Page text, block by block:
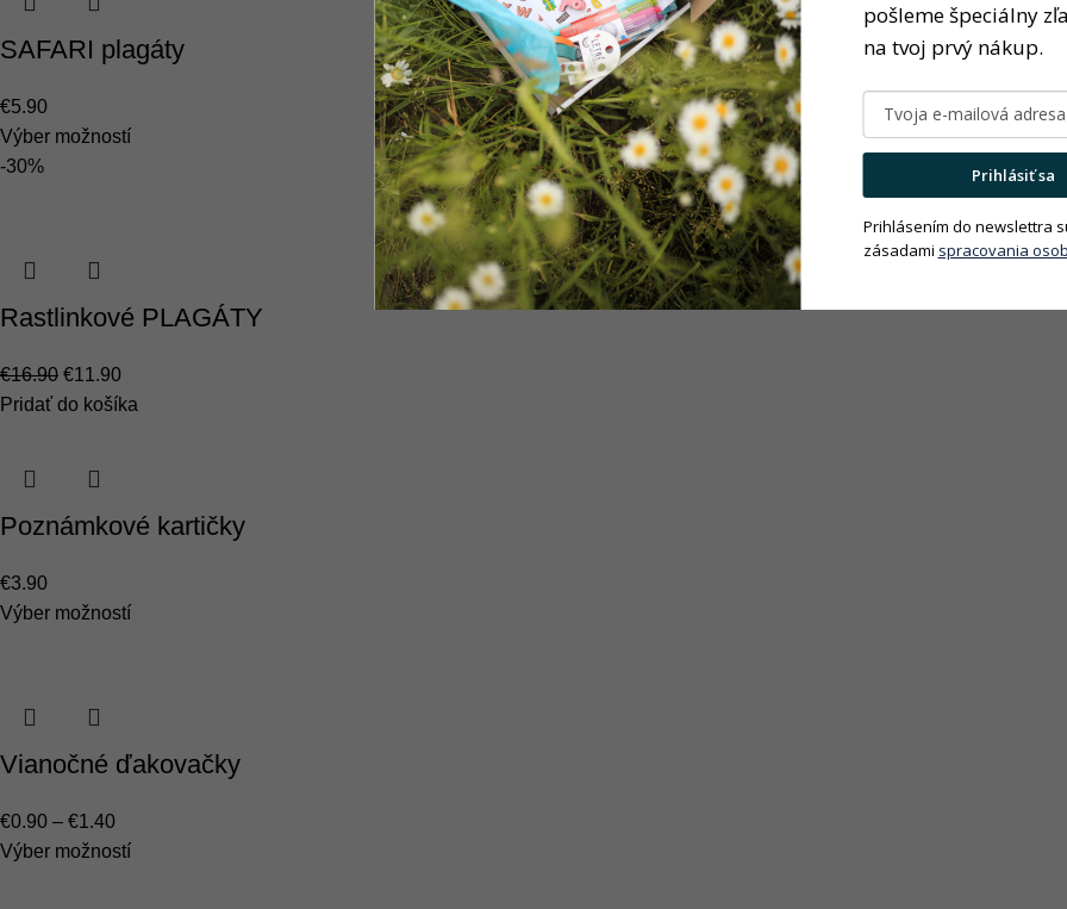
SAFARI plagáty
€5.90
Výber možností
-30%
Rastlinkové PLAGÁTY
€16.90 €11.90
Pridať do košíka
Poznámkové kartičky
€3.90
Výber možností
Vianočné ďakovačky
€0.90 – €1.40
Výber možností
pošleme špeciálny
na tvoj prvý nákup.
Prihlásiť sa
Prihlásením do newslettra
zásadami spracovania